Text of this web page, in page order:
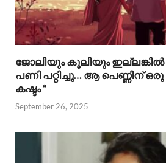
ജോലിയും കൂലിയും ഇല്ലങ്കിൽ
പണി പറ്റിച്ചു… ആ പെണ്ണിന് ഒരു
കഷ്ടം “
September 26, 2025